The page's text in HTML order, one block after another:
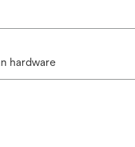
hardware